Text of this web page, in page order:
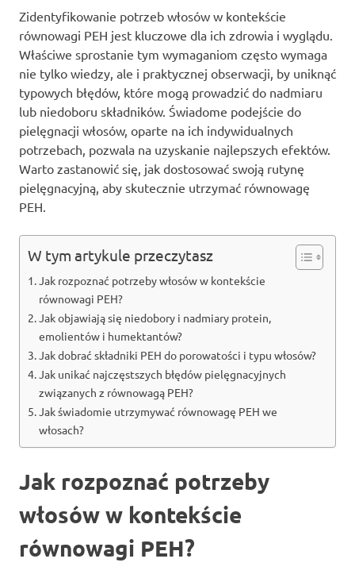
Zidentyfikowanie potrzeb włosów w kontekście
równowagi PEH jest kluczowe dla ich zdrowia i wyglądu.
Właściwe sprostanie tym wymaganiom często wymaga
nie tylko wiedzy, ale i praktycznej obserwacji, by uniknąć
typowych błędów, które mogą prowadzić do nadmiaru
lub niedoboru składników. Świadome podejście do
pielęgnacji włosów, oparte na ich indywidualnych
potrzebach, pozwala na uzyskanie najlepszych efektów.
Warto zastanowić się, jak dostosować swoją rutynę
pielęgnacyjną, aby skutecznie utrzymać równowagę
PEH.
W tym artykule przeczytasz
Jak rozpoznać potrzeby włosów w kontekście
równowagi PEH?
Jak objawiają się niedobory i nadmiary protein,
emolientów i humektantów?
Jak dobrać składniki PEH do porowatości i typu włosów?
Jak unikać najczęstszych błędów pielęgnacyjnych
związanych z równowagą PEH?
Jak świadomie utrzymywać równowagę PEH we
włosach?
Jak rozpoznać potrzeby
włosów w kontekście
równowagi PEH?